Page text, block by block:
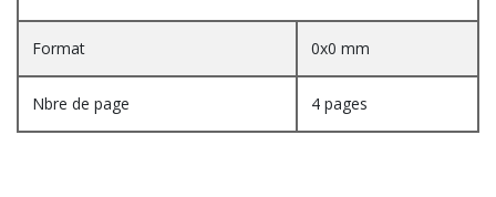
Format 0x0 mm
Nbre de page 4 pages